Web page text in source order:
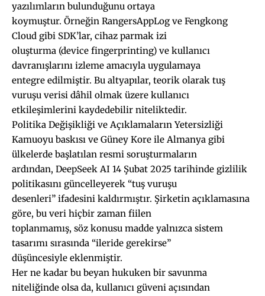
yazılımların bulunduğunu ortaya
koymuştur. Örneğin RangersAppLog ve Fengkong
Cloud gibi SDK’lar, cihaz parmak izi
oluşturma (device fingerprinting) ve kullanıcı
davranışlarını izleme amacıyla uygulamaya
entegre edilmiştir. Bu altyapılar, teorik olarak tuş
vuruşu verisi dâhil olmak üzere kullanıcı
etkileşimlerini kaydedebilir niteliktedir.
Politika Değişikliği ve Açıklamaların Yetersizliği
Kamuoyu baskısı ve Güney Kore ile Almanya gibi
ülkelerde başlatılan resmi soruşturmaların
ardından, DeepSeek AI 14 Şubat 2025 tarihinde gizlilik
politikasını güncelleyerek “tuş vuruşu
desenleri” ifadesini kaldırmıştır. Şirketin açıklamasına
göre, bu veri hiçbir zaman fiilen
toplanmamış, söz konusu madde yalnızca sistem
tasarımı sırasında “ileride gerekirse”
düşüncesiyle eklenmiştir.
Her ne kadar bu beyan hukuken bir savunma
niteliğinde olsa da, kullanıcı güveni açısından